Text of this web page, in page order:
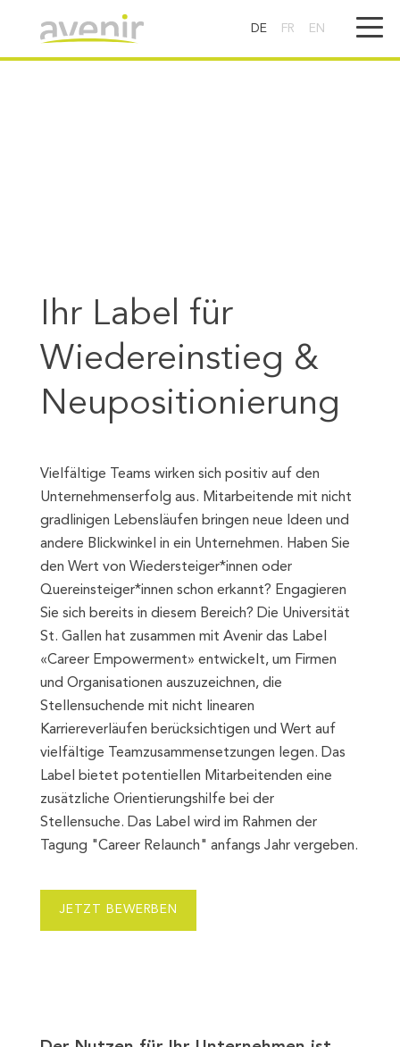
DE FR EN
Ihr Label für
Wiedereinstieg &
Neupositionierung
Vielfältige Teams wirken sich positiv auf den
Unternehmenserfolg aus. Mitarbeitende mit nicht
gradlinigen Lebensläufen bringen neue Ideen und
andere Blickwinkel in ein Unternehmen. Haben Sie
den Wert von Wiedersteiger*innen oder
Quereinsteiger*innen schon erkannt? Engagieren
Sie sich bereits in diesem Bereich? Die Universität
St. Gallen hat zusammen mit Avenir das Label
«Career Empowerment» entwickelt, um Firmen
und Organisationen auszuzeichnen, die
Stellensuchende mit nicht linearen
Karriereverläufen berücksichtigen und Wert auf
vielfältige Teamzusammensetzungen legen. Das
Label bietet potentiellen Mitarbeitenden eine
zusätzliche Orientierungshilfe bei der
Stellensuche. Das Label wird im Rahmen der
Tagung "Career Relaunch" anfangs Jahr vergeben.
JETZT BEWERBEN